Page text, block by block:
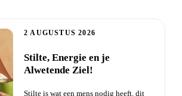
2 AUGUSTUS 2026
Stilte, Energie en je
Alwetende Ziel!
Stilte is wat een mens nodig heeft, dit